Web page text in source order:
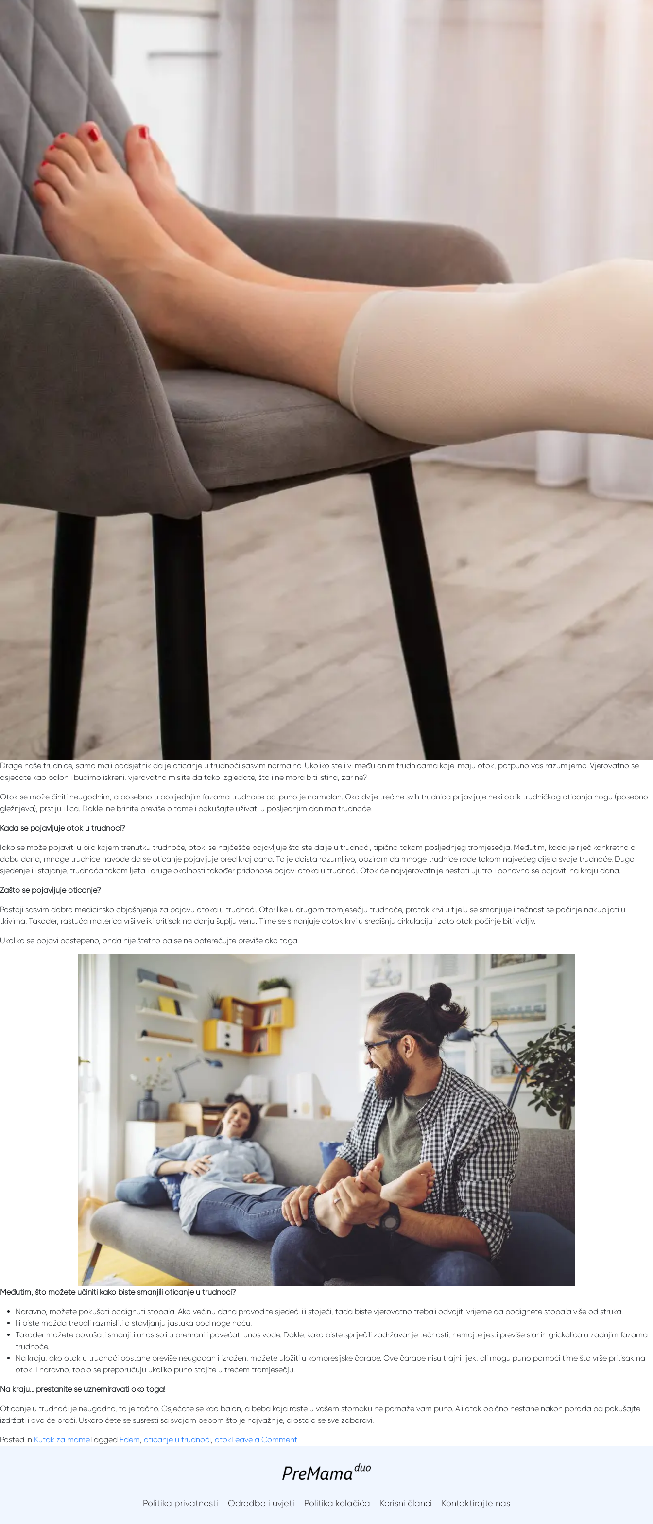
Drage naše trudnice, samo mali podsjetnik da je oticanje u trudnoći sasvim normalno. Ukoliko ste i vi među onim trudnicama koje imaju otok, potpuno vas razumijemo. Vjerovatno se
osjećate kao balon i budimo iskreni, vjerovatno mislite da tako izgledate, što i ne mora biti istina, zar ne?
Otok se može činiti neugodnim, a posebno u posljednjim fazama trudnoće potpuno je normalan. Oko dvije trećine svih trudnica prijavljuje neki oblik trudničkog oticanja nogu (posebno
gležnjeva), prstiju i lica. Dakle, ne brinite previše o tome i pokušajte uživati ​​u posljednjim danima trudnoće.
Kada se pojavljuje otok u trudnoći?
Iako se može pojaviti u bilo kojem trenutku trudnoće, otokl se najčešće pojavljuje što ste dalje u trudnoći, tipično tokom posljednjeg tromjesečja. Međutim, kada je riječ konkretno o
dobu dana, mnoge trudnice navode da se oticanje pojavljuje pred kraj dana. To je doista razumljivo, obzirom da mnoge trudnice rade tokom najvećeg dijela svoje trudnoće. Dugo
sjedenje ili stajanje, trudnoća tokom ljeta i druge okolnosti također pridonose pojavi otoka u trudnoći. Otok će najvjerovatnije nestati ujutro i ponovno se pojaviti na kraju dana.
Zašto se pojavljuje oticanje?
Postoji sasvim dobro medicinsko objašnjenje za pojavu otoka u trudnoći. Otprilike u drugom tromjesečju trudnoće, protok krvi u tijelu se smanjuje i tečnost se počinje nakupljati u
tkivima. Također, rastuća materica vrši veliki pritisak na donju šuplju venu. Time se smanjuje dotok krvi u središnju cirkulaciju i zato otok počinje biti vidljiv.
Ukoliko se pojavi postepeno, onda nije štetno pa se ne opterećujte previše oko toga.
Međutim, što možete učiniti kako biste smanjili oticanje u trudnoći?
Naravno, možete pokušati podignuti stopala. Ako većinu dana provodite sjedeći ili stojeći, tada biste vjerovatno trebali odvojiti vrijeme da podignete stopala više od struka.
Ili biste možda trebali razmisliti o stavljanju jastuka pod noge noću.
Također možete pokušati smanjiti unos soli u prehrani i povećati unos vode. Dakle, kako biste spriječili zadržavanje tečnosti, nemojte jesti previše slanih grickalica u zadnjim fazama
trudnoće.
Na kraju, ako otok u trudnoći postane previše neugodan i izražen, možete uložiti u kompresijske čarape. Ove čarape nisu trajni lijek, ali mogu puno pomoći time što vrše pritisak na
otok. I naravno, toplo se preporučuju ukoliko puno stojite u trećem tromjesečju.
Na kraju… prestanite se uznemiravati oko toga!
Oticanje u trudnoći je neugodno, to je tačno. Osjećate se kao balon, a beba koja raste u vašem stomaku ne pomaže vam puno. Ali otok obično nestane nakon poroda pa pokušajte
izdržati i ovo će proći. Uskoro ćete se susresti sa svojom bebom što je najvažnije, a ostalo se sve zaboravi.
Posted in Kutak za mameTagged Edem, oticanje u trudnoći, otokLeave a Commenton
trudnoći:
pojavljuje
Politika privatnosti Odredbe i uvjeti Politika kolačića Korisni članci Kontaktirajte nas